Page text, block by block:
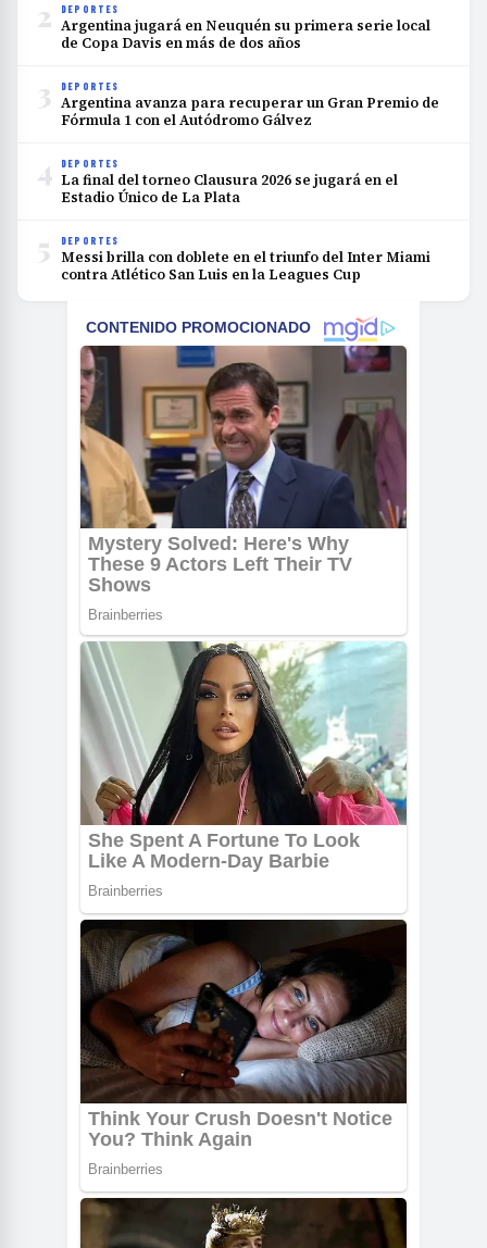
2 DEPORTES
Argentina jugará en Neuquén su primera serie local
de Copa Davis en más de dos años
3 DEPORTES
Argentina avanza para recuperar un Gran Premio de
Fórmula 1 con el Autódromo Gálvez
4 DEPORTES
La final del torneo Clausura 2026 se jugará en el
Estadio Único de La Plata
5 DEPORTES
Messi brilla con doblete en el triunfo del Inter Miami
contra Atlético San Luis en la Leagues Cup